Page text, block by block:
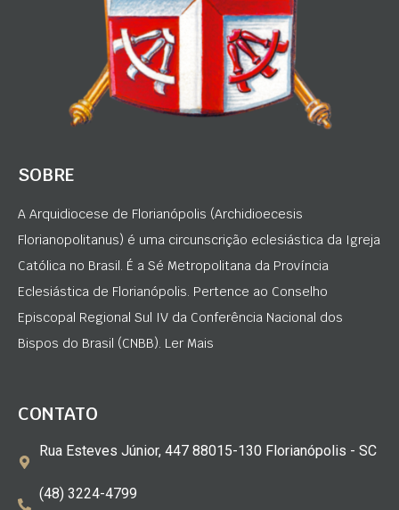
SOBRE
A Arquidiocese de Florianópolis (Archidioecesis
Florianopolitanus) é uma circunscrição eclesiástica da Igreja
Católica no Brasil. É a Sé Metropolitana da Província
Eclesiástica de Florianópolis. Pertence ao Conselho
Episcopal Regional Sul IV da Conferência Nacional dos
Bispos do Brasil (CNBB). Ler Mais
CONTATO
Rua Esteves Júnior, 447 88015-130 Florianópolis - SC
(48) 3224-4799